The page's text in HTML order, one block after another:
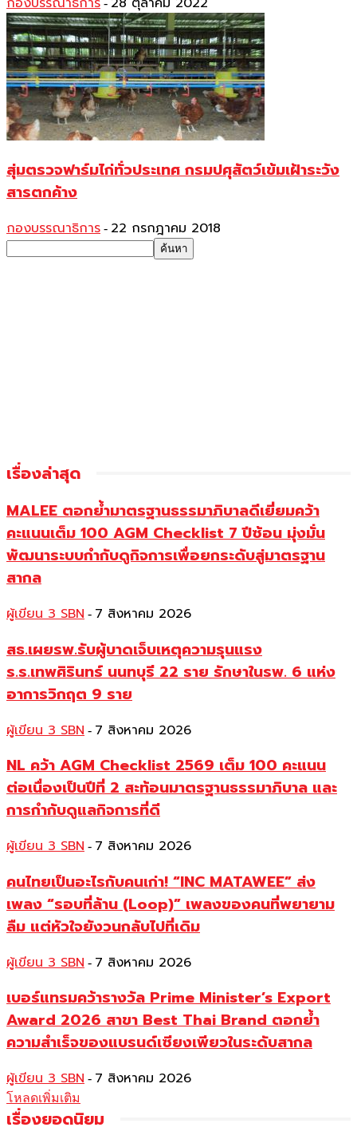
-
สุ่มตรวจฟาร์มไก่ทั่วประเทศ กรมปศุสัตว์เข้มเฝ้าระวัง
สารตกค้าง
กองบรรณาธิการ - 22 กรกฎาคม 2018
เรื่องล่าสุด
MALEE ตอกย้ำมาตรฐานธรรมาภิบาลดีเยี่ยมคว้า
คะแนนเต็ม 100 AGM Checklist 7 ปีซ้อน มุ่งมั่น
พัฒนาระบบกำกับดูกิจการเพื่อยกระดับสู่มาตรฐาน
สากล
ผู้เขียน 3 SBN - 7 สิงหาคม 2026
สธ.เผยรพ.รับผู้บาดเจ็บเหตุความรุนแรง
ร.ร.เทพศิรินทร์ นนทบุรี 22 ราย รักษาในรพ. 6 แห่ง
อาการวิกฤต 9 ราย
ผู้เขียน 3 SBN - 7 สิงหาคม 2026
NL คว้า AGM Checklist 2569 เต็ม 100 คะแนน
ต่อเนื่องเป็นปีที่ 2 สะท้อนมาตรฐานธรรมาภิบาล และ
การกำกับดูแลกิจการที่ดี
ผู้เขียน 3 SBN - 7 สิงหาคม 2026
คนไทยเป็นอะไรกับคนเก่า! “INC MATAWEE” ส่ง
เพลง “รอบที่ล้าน (Loop)” เพลงของคนที่พยายาม
ลืม แต่หัวใจยังวนกลับไปที่เดิม
ผู้เขียน 3 SBN - 7 สิงหาคม 2026
เบอร์แทรมคว้ารางวัล Prime Minister’s Export
Award 2026 สาขา Best Thai Brand ตอกย้ำ
ความสำเร็จของแบรนด์เซียงเพียวในระดับสากล
ผู้เขียน 3 SBN - 7 สิงหาคม 2026
โหลดเพิ่มเติม
เรื่องยอดนิยม